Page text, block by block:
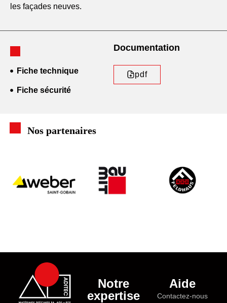
les façades neuves.
Documentation
Fiche technique
pdf
Fiche sécurité
Nos partenaires
Notre
expertise
Aide
Contactez-nous